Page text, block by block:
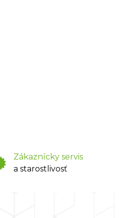
Zákaznícky servis
a starostlivosť